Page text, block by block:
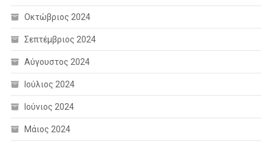
Οκτώβριος 2024
Σεπτέμβριος 2024
Αύγουστος 2024
Ιούλιος 2024
Ιούνιος 2024
Μάιος 2024